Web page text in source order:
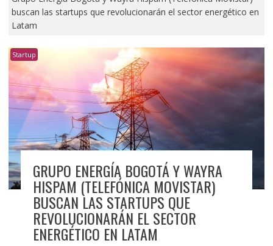
buscan las startups que revolucionarán el sector energético en
Latam
Startup
GRUPO ENERGÍA BOGOTÁ Y WAYRA
HISPAM (TELEFÓNICA MOVISTAR)
BUSCAN LAS STARTUPS QUE
REVOLUCIONARÁN EL SECTOR
ENERGÉTICO EN LATAM